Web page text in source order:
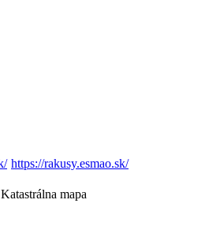
https://rakusy.esmao.sk/
Katastrálna mapa